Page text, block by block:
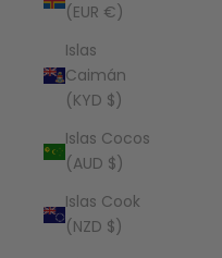
(EUR €)
Islas
Caimán
(KYD $)
Islas Cocos
(AUD $)
Islas Cook
(NZD $)